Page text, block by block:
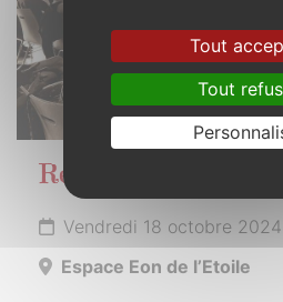
Réunion publique
Vendredi 18 octobre
Espace Eon de l’Etoile
Tout
Tout